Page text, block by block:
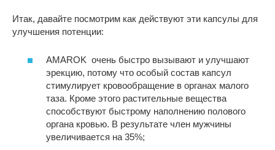
Итак, давайте посмотрим как действуют эти капсулы для
улучшения потенции:
AMAROK очень быстро вызывают и улучшают
эрекцию, потому что особый состав капсул
стимулирует кровообращение в органах малого
таза. Кроме этого растительные вещества
способствуют быстрому наполнению полового
органа кровью. В результате член мужчины
увеличивается на 35%;